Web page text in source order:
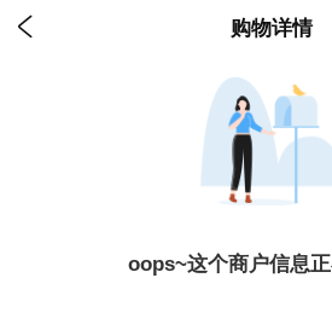
 购物详情
oops~这个商户信息